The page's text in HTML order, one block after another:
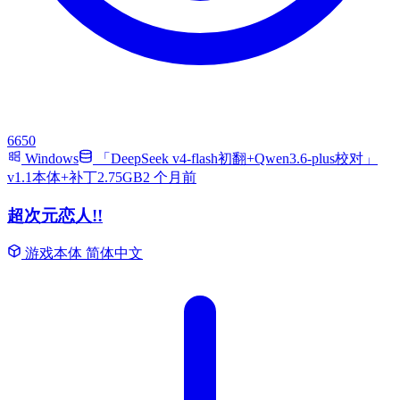
6650
Windows
「DeepSeek v4-flash初翻+Qwen3.6-plus校对」
v1.1本体+补丁2.75GB2 个月前
超次元恋人!!
游戏本体 简体中文